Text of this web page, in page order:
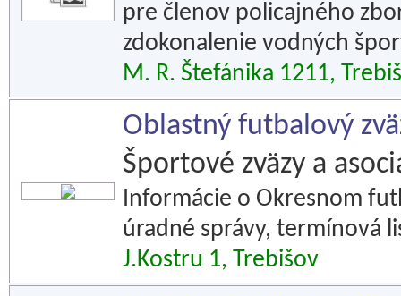
pre členov policajného
zdokonalenie vodných
M. R. Štefánika 1211,
Oblastný futbalový
Športové zväzy a
Informácie o Okresnom
úradné správy, termínová
J.Kostru 1, Trebišov